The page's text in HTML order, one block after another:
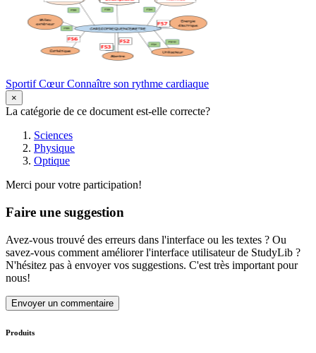
Sportif Cœur Connaître son rythme cardiaque
×
La catégorie de ce document est-elle correcte?
Sciences
Physique
Optique
Merci pour votre participation!
Faire une suggestion
Avez-vous trouvé des erreurs dans l'interface ou les textes ? Ou
savez-vous comment améliorer l'interface utilisateur de StudyLib ?
N'hésitez pas à envoyer vos suggestions. C'est très important pour
nous!
Envoyer un commentaire
Produits